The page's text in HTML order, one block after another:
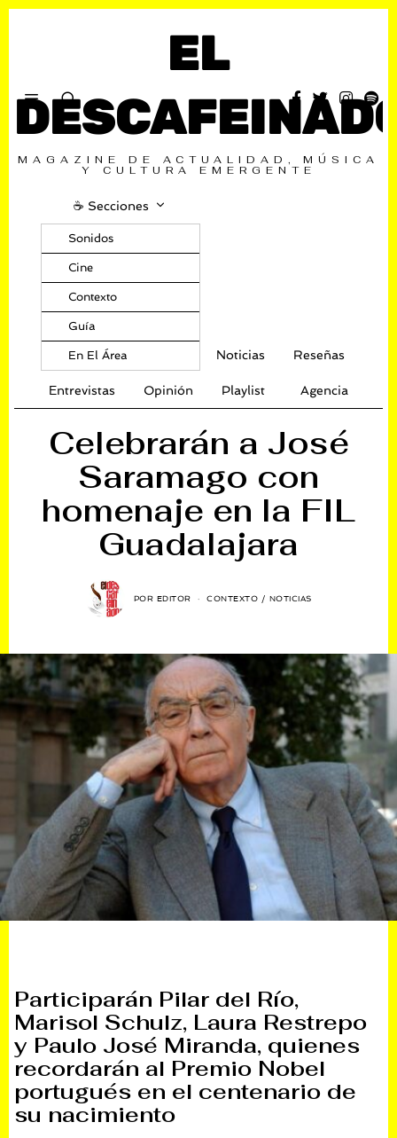
EL
MAGAZINE DE ACTUALIDAD, MÚSICA
Y CULTURA EMERGENTE
☕️ Secciones
Sonidos
Cine
Contexto
Guía
En El Área Noticias Reseñas
Entrevistas Opinión Playlist Agencia
Celebrarán a José
Saramago con
homenaje en la FIL
Guadalajara
POR EDITOR CONTEXTO / NOTICIAS
Participarán Pilar del Río,
Marisol Schulz, Laura Restrepo
y Paulo José Miranda, quienes
recordarán al Premio Nobel
portugués en el centenario de
su nacimiento